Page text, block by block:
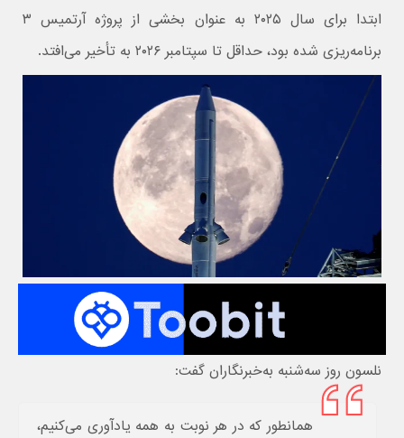
ابتدا برای سال ۲۰۲۵ به عنوان بخشی از پروژه آرتمیس ۳
برنامه‌ریزی شده بود، حداقل تا سپتامبر ۲۰۲۶ به تأخیر می‌افتد.
نلسون روز سه‌شنبه به‌خبرنگاران گفت:
همانطور که در هر نوبت به همه یادآوری می‌کنیم،